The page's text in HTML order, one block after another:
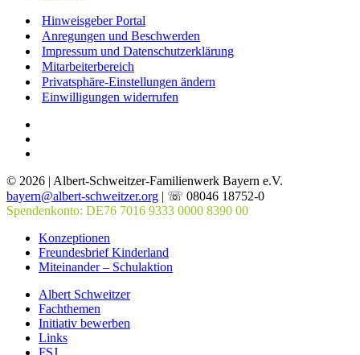
Hinweisgeber Portal
Anregungen und Beschwerden
Impressum und Datenschutzerklärung
Mitarbeiterbereich
Privatsphäre-Einstellungen ändern
Einwilligungen widerrufen
© 2026 | Albert-Schweitzer-Familienwerk Bayern e.V.
bayern@albert-schweitzer.org | ☏ 08046 18752-0
Spendenkonto: DE76 7016 9333 0000 8390 00
Konzeptionen
Freundesbrief Kinderland
Miteinander – Schulaktion
Albert Schweitzer
Fachthemen
Initiativ bewerben
Links
FSJ